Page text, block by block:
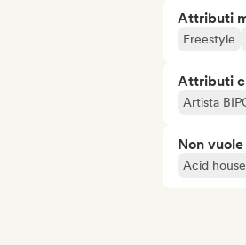
Attributi
Freestyle
Attributi
Artista
Non
Acid house